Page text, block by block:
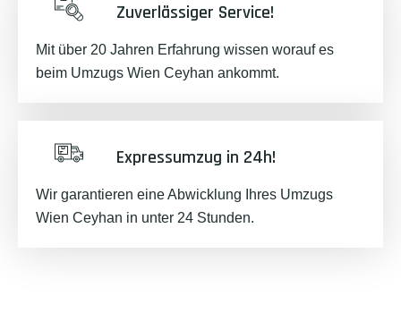
Zuverlässiger Service!
Mit über 20 Jahren Erfahrung wissen worauf es
beim Umzugs Wien Ceyhan ankommt.
Expressumzug in 24h!
Wir garantieren eine Abwicklung Ihres Umzugs
Wien Ceyhan in unter 24 Stunden.